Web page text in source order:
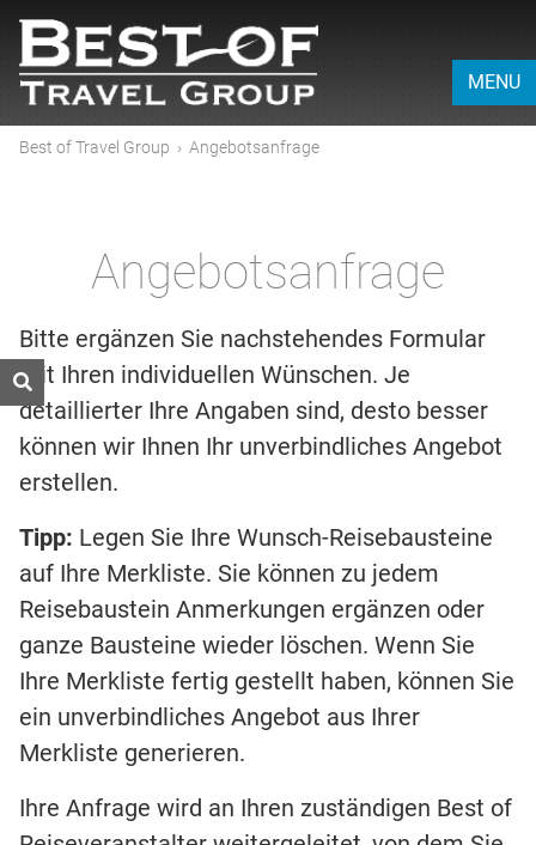
MENU
Best of Travel Group › Angebotsanfrage
Angebotsanfrage
Bitte ergänzen Sie nachstehendes Formular
mit Ihren individuellen Wünschen. Je
detaillierter Ihre Angaben sind, desto besser
können wir Ihnen Ihr unverbindliches Angebot
erstellen.
Tipp: Legen Sie Ihre Wunsch-Reisebausteine
auf Ihre Merkliste. Sie können zu jedem
Reisebaustein Anmerkungen ergänzen oder
ganze Bausteine wieder löschen. Wenn Sie
Ihre Merkliste fertig gestellt haben, können Sie
ein unverbindliches Angebot aus Ihrer
Merkliste generieren.
Ihre Anfrage wird an Ihren zuständigen Best of